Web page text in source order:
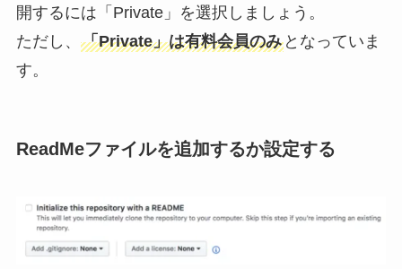
開するには「Private」を選択しましょう。
ただし、 「Private」は有料会員のみとなっていま
す。
ReadMeファイルを追加するか設定する